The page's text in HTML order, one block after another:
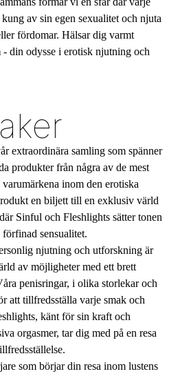
av sin egen sexualitet och njuta
fördomar. Hälsar dig varmt
din odysse i erotisk njutning och
extraordinära samling som spänner
produkter från några av de mest
inom den erotiska
en biljett till en exklusiv värld
Sinful och Fleshlights sätter tonen
sensualitet.
njutning och utforskning är
av möjligheter med ett brett
penisringar, i olika storlekar och
att tillfredsställa varje smak och
känt för sin kraft och
orgasmer, tar dig med på en resa
som börjar din resa inom lustens